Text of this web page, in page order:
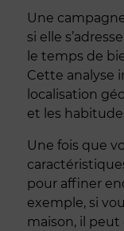
Une
si elle
le temps de
Cette analyse
localisation
et les
Une fois que
pour affiner
exemple, si
maison, il